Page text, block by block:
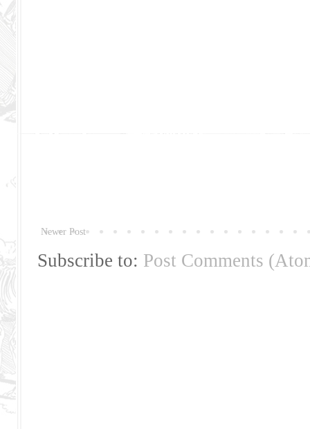
Newer Post
Subscribe to: Post Comments